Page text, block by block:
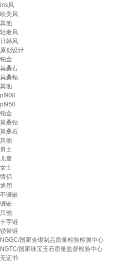
ins风
欧美风
其他
轻奢风
日韩风
原创设计
铂金
莫桑石
莫桑钻
其他
pt900
pt950
铂金
莫桑钻
莫桑石
其他
男士
儿童
女士
情侣
通用
不镶嵌
镶嵌
其他
十字链
锁骨链
NGGC/国家金银制品质量检验检测中心
NGTC/国家珠宝玉石质量监督检验中心
无证书